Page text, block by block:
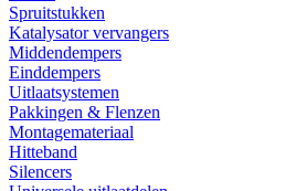
Spruitstukken
Katalysator vervangers
Middendempers
Einddempers
Uitlaatsystemen
Pakkingen & Flenzen
Montagemateriaal
Hitteband
Silencers